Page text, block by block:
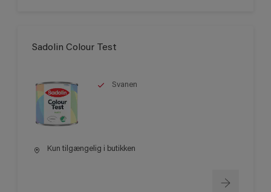
Sadolin Colour Test
Svanen
Kun tilgængelig i butikken